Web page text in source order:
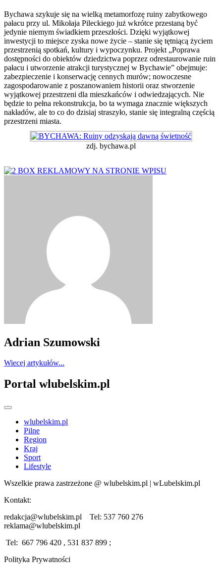
Bychawa szykuje się na wielką metamorfozę ruiny zabytkowego
pałacu przy ul. Mikołaja Pileckiego już wkrótce przestaną być
jedynie niemym świadkiem przeszłości. Dzięki wyjątkowej
inwestycji to miejsce zyska nowe życie – stanie się tętniącą życiem
przestrzenią spotkań, kultury i wypoczynku. Projekt „Poprawa
dostępności do obiektów dziedzictwa poprzez odrestaurowanie ruin
pałacu i utworzenie atrakcji turystycznej w Bychawie” obejmuje:
zabezpieczenie i konserwację cennych murów; nowoczesne
zagospodarowanie z poszanowaniem historii oraz stworzenie
wyjątkowej przestrzeni dla mieszkańców i odwiedzających. Nie
będzie to pełna rekonstrukcja, bo ta wymaga znacznie większych
nakładów, ale to co do dzisiaj straszyło, stanie się integralną częścią
przestrzeni miasta.
zdj. bychawa.pl
Adrian Szumowski
Wiecej artykułów...
Portal wlubelskim.pl
wlubelskim.pl
Pilne
Region
Kraj
Sport
Lifestyle
Wszelkie prawa zastrzeżone @ wlubelskim.pl | wLubelskim.pl
Kontakt:
redakcja@wlubelskim.pl Tel: 537 760 276
reklama@wlubelskim.pl
Tel: 667 796 420 , 531 837 899 ;
Polityka Prywatności